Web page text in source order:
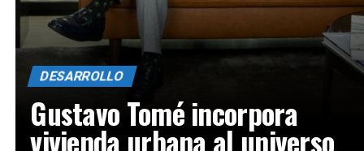
DESARROLLO
Gustavo Tomé incorpora
vivienda urbana al universo